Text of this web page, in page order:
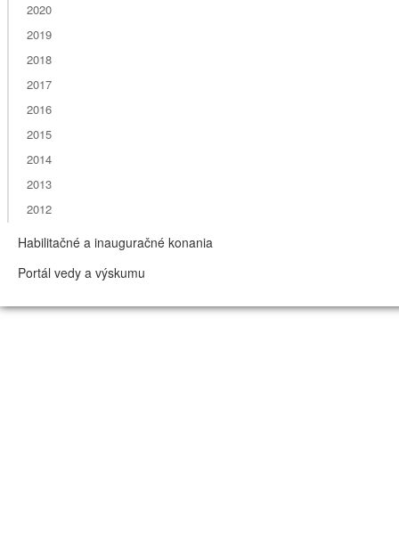
2020
2019
2018
2017
2016
2015
2014
2013
2012
Habilitačné a inauguračné konania
Portál vedy a výskumu